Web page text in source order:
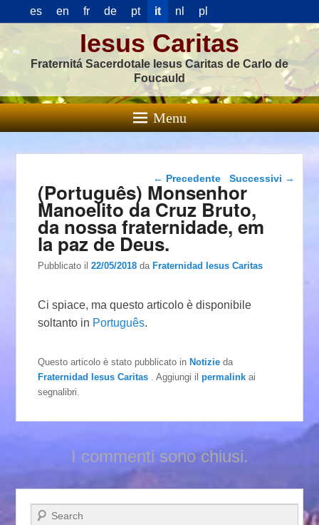
es en fr de pt it nl pl
Iesus Caritas
Fraternitá Sacerdotale Iesus Caritas de Carlo de
Foucauld
Menu
Navigazione articolo
← Precedente Successivi →
(Português) Monsenhor
Manoelito da Cruz Bruto,
da nossa fraternidade, em
la paz de Deus.
Pubblicato il22/05/2018 daFraternidad Iesus Caritas
Ci spiace, ma questo articolo è disponibile
soltanto in Português.
Questo articolo è stato pubblicato inNotizie da
Fraternidad Iesus Caritas
. Aggiungi ilpermalink ai
segnalibri.
I commenti sono chiusi.
Cerca